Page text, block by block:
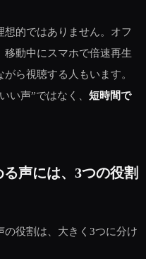
的ではありません。オフ
移動中にスマホで倍速再生
ら視聴する人もいます。
い声”ではなく、 短時間で
声には、3つの役割
役割は、大きく3つに分け